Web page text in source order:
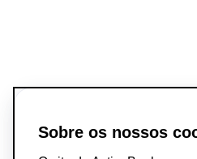
Sobre os nossos